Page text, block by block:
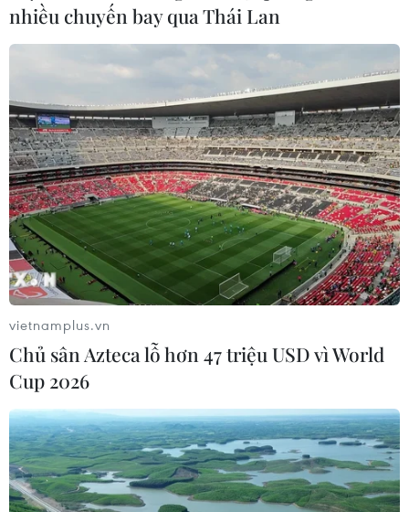
Mưa to ở nhiều nơi giúp Đồng bằng sông
Cửu Long giải nhiệt
13/04/2020 14:16
Mưa không chỉ giải nhiệt oi bức sau nhiều ngày nắng
nóng, còn giúp giảm nhẹ tình trạng hạn hán, xâm nhập
mặn đang gay gắt ở khu vực này.
nhiều chuyến bay qua Thái Lan
vietnamplus.vn
Chủ sân Azteca lỗ hơn 47 triệu USD vì World
Cup 2026